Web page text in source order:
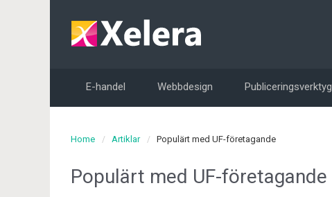
E-handel Webbdesign Publiceringsverktyg
Home Artiklar Populärt med UF-företagande
Populärt med UF-företagande